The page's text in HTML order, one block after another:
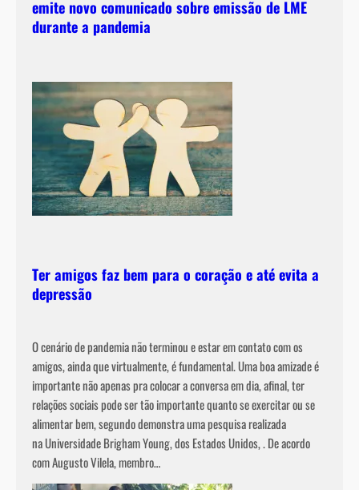
emite novo comunicado sobre emissão de LME
durante a pandemia
Ter amigos faz bem para o coração e até evita a
depressão
O cenário de pandemia não terminou e estar em contato com os
amigos, ainda que virtualmente, é fundamental. Uma boa amizade é
importante não apenas pra colocar a conversa em dia, afinal, ter
relações sociais pode ser tão importante quanto se exercitar ou se
alimentar bem, segundo demonstra uma pesquisa realizada
na Universidade Brigham Young, dos Estados Unidos, . De acordo
com Augusto Vilela, membro…